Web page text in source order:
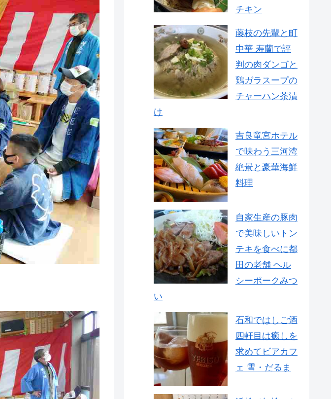
チキン
藤枝の先輩と町
中華 寿蘭で評
判の肉ダンゴと
鶏ガラスープの
チャーハン茶漬
け
吉良竜宮ホテル
で味わう三河湾
絶景と豪華海鮮
料理
自家生産の豚肉
で美味しいトン
テキを食べに都
田の老舗 ヘル
シーポークみつ
い
石和ではしご酒
四軒目は癒しを
求めてビアカフ
ェ 雪・だるま